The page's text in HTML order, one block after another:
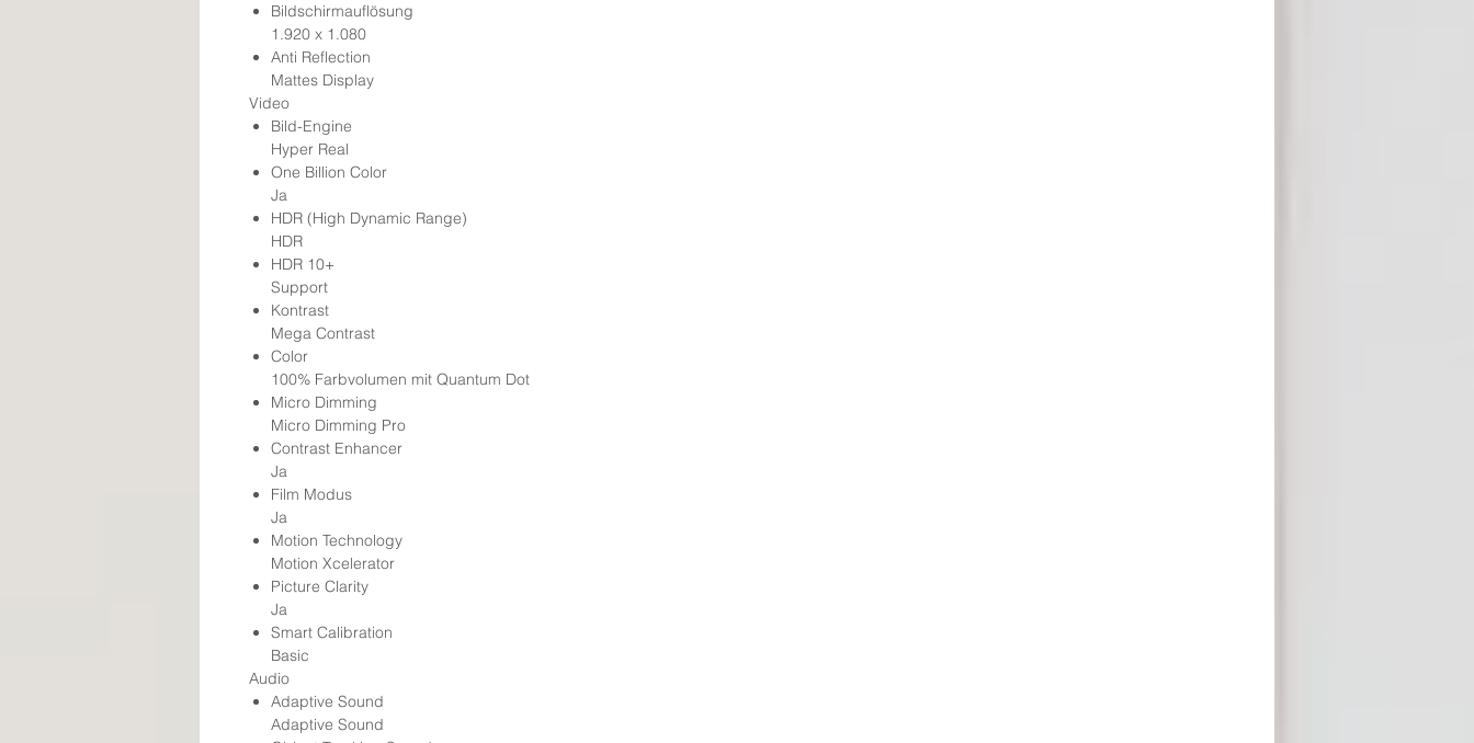
Bildschirmauflösung
1.920 x 1.080
Anti Reflection
Mattes Display
Video
Bild-Engine
Hyper Real
One Billion Color
Ja
HDR (High Dynamic Range)
HDR
HDR 10+
Support
Kontrast
Mega Contrast
Color
100% Farbvolumen mit Quantum Dot
Micro Dimming
Micro Dimming Pro
Contrast Enhancer
Ja
Film Modus
Ja
Motion Technology
Motion Xcelerator
Picture Clarity
Ja
Smart Calibration
Basic
Audio
Adaptive Sound
Adaptive Sound